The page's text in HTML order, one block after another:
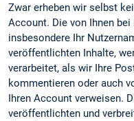
Zwar erheben wir selbst
Account. Die von Ihnen bei
insbesondere Ihr
veröffentlichten Inhalte,
verarbeitet, als wir Ihre
kommentieren oder auch
Ihren Account verweisen.
veröffentlichten und